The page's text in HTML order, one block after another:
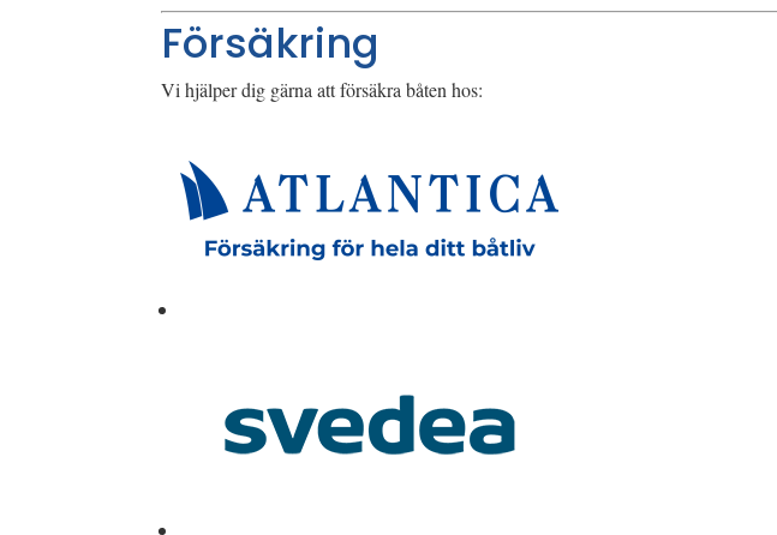
Försäkring
Vi hjälper dig gärna att försäkra båten hos: